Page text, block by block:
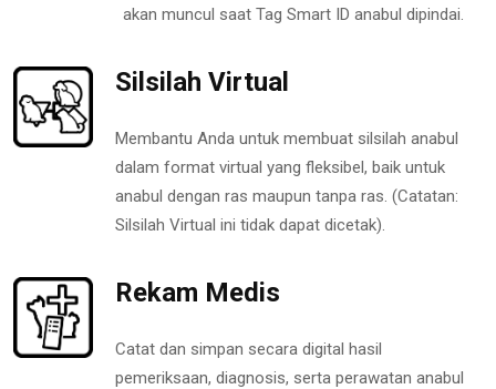
akan muncul saat Tag Smart ID anabul dipindai.
Silsilah Virtual
Membantu Anda untuk membuat silsilah anabul
dalam format virtual yang fleksibel, baik untuk
anabul dengan ras maupun tanpa ras. (Catatan:
Silsilah Virtual ini tidak dapat dicetak).
Rekam Medis
Catat dan simpan secara digital hasil
pemeriksaan, diagnosis, serta perawatan anabul